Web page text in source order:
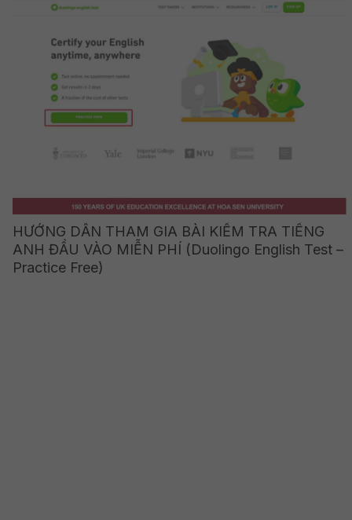
HƯỚNG DẪN THAM GIA BÀI KIỂM TRA TIẾNG
ANH ĐẦU VÀO MIỄN PHÍ (Duolingo English Test –
Practice Free)